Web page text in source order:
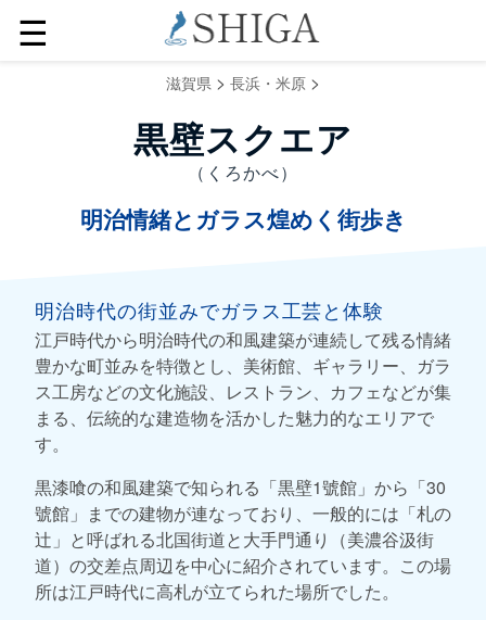
☰
滋賀県 > 長浜・米原 >
黒壁スクエア
（くろかべ）
明治情緒とガラス煌めく街歩き
明治時代の街並みでガラス工芸と体験
江戸時代から明治時代の和風建築が連続して残る情緒
豊かな町並みを特徴とし、美術館、ギャラリー、ガラ
ス工房などの文化施設、レストラン、カフェなどが集
まる、伝統的な建造物を活かした魅力的なエリアで
す。
黒漆喰の和風建築で知られる「黒壁1號館」から「30
號館」までの建物が連なっており、一般的には「札の
辻」と呼ばれる北国街道と大手門通り（美濃谷汲街
道）の交差点周辺を中心に紹介されています。この場
所は江戸時代に高札が立てられた場所でした。